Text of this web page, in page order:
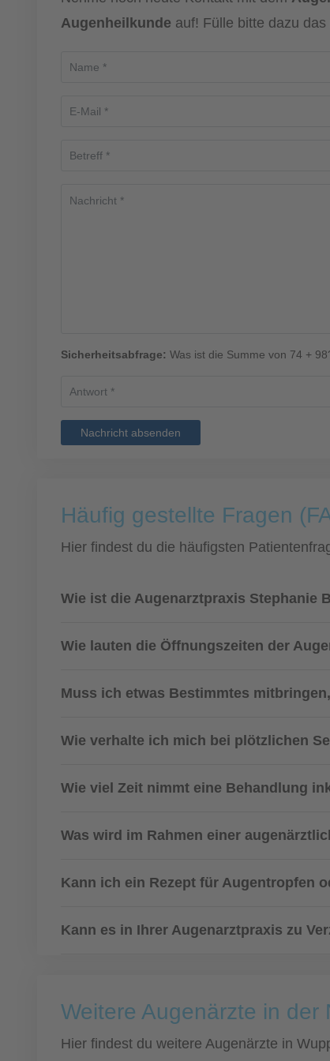
Augenheilkunde auf! Fülle bitte dazu
Sicherheitsabfrage: Was ist die Summe von 74 +
Nachricht absenden
Häufig gestellte Fragen
Hier findest du die häufigsten
Wie ist die Augenarztpraxis Stephanie
Wie lauten die Öffnungszeiten der
Muss ich etwas Bestimmtes
Wie verhalte ich mich bei plötzlichen
Wie viel Zeit nimmt eine Behandlung
Was wird im Rahmen einer
Kann ich ein Rezept für Augentropfen
Kann es in Ihrer Augenarztpraxis zu
Weitere Augenärzte in der
Hier findest du weitere Augenärzte in